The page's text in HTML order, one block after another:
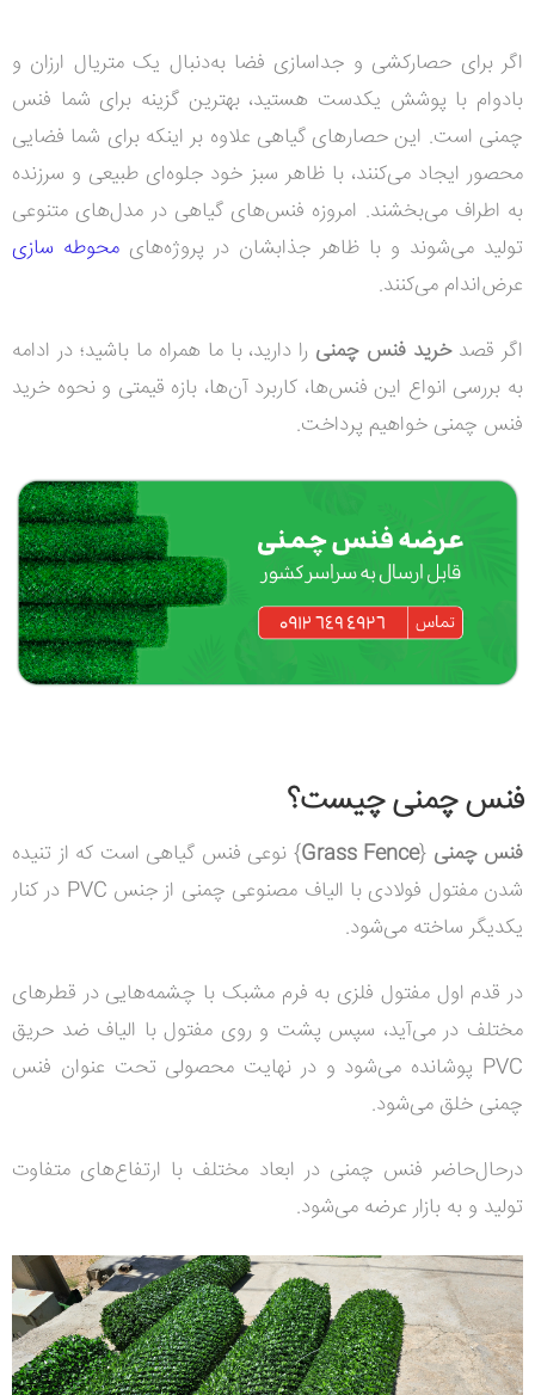
اگر برای حصارکشی و جداسازی فضا به‌دنبال یک متریال ارزان و
بادوام با پوشش یکدست هستید، بهترین گزینه برای شما فنس
چمنی است. این حصارهای گیاهی علاوه بر اینکه برای شما فضایی
محصور ایجاد می‌کنند، با ظاهر سبز خود جلوه‌ای طبیعی و سرزنده
به اطراف می‌بخشند. امروزه فنس‌های گیاهی در مدل‌های متنوعی
تولید می‌شوند و با ظاهر جذابشان در پروژه‌های محوطه سازی
عرض‌اندام می‌کنند.
اگر قصدخرید فنس چمنی را دارید، با ما همراه ما باشید؛ در ادامه
به بررسی انواع این فنس‌ها، کاربرد آن‌ها، بازه قیمتی و نحوه خرید
فنس چمنی خواهیم پرداخت.
فنس چمنی چیست؟
فنس چمنی {
Grass Fence} نوعی فنس گیاهی است که از تنیده
شدن مفتول فولادی با الیاف مصنوعی چمنی از جنس PVC در کنار
یکدیگر ساخته می‌شود.
در قدم اول مفتول فلزی به فرم مشبک با چشمه‌هایی در قطرهای
مختلف در می‌آید، سپس پشت و روی مفتول با الیاف ضد حریق
PVC پوشانده می‌شود و در نهایت محصولی تحت عنوان فنس
چمنی خلق می‌شود.
درحال‌حاضر فنس چمنی در ابعاد مختلف با ارتفاع‌های متفاوت
تولید و به بازار عرضه می‌شود.